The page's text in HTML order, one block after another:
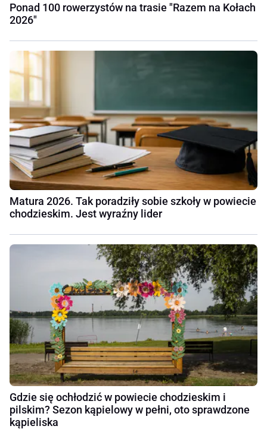
Ponad 100 rowerzystów na trasie "Razem na Kołach
2026"
Matura 2026. Tak poradziły sobie szkoły w powiecie
chodzieskim. Jest wyraźny lider
Gdzie się ochłodzić w powiecie chodzieskim i
pilskim? Sezon kąpielowy w pełni, oto sprawdzone
kąpieliska